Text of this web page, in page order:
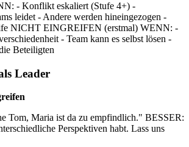
- Konflikt eskaliert (Stufe 4+) -
leidet - Andere werden hineingezogen -
NICHT EINGREIFEN (erstmal) WENN: -
- Team kann es selbst lösen -
Beteiligten
Leader
Tom, Maria ist da zu empfindlich." BESSER:
Perspektiven habt. Lass uns